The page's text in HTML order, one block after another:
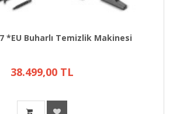
*EU Buharlı Temizlik Makinesi
38.499,00 TL